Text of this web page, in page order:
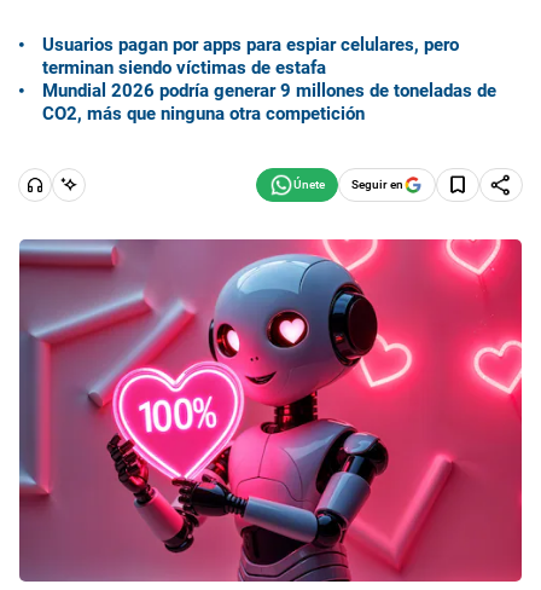
Usuarios pagan por apps para espiar celulares, pero
terminan siendo víctimas de estafa
Mundial 2026 podría generar 9 millones de toneladas de
CO2, más que ninguna otra competición
Seguir en